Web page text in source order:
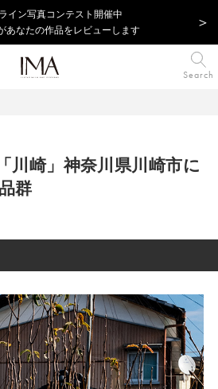
イン写真コンテスト開催中
あなたの作品をレビューします
Search
川崎」神奈川県川崎市に
群